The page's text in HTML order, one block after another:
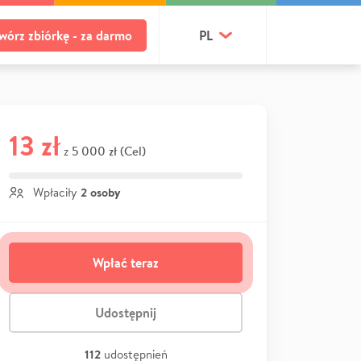
zbiórkę - za darmo PL
13 zł z 5 000 zł (Cel)
Wpłaciły 2 osoby
Wpłać teraz
Udostępnij
112 udostępnień